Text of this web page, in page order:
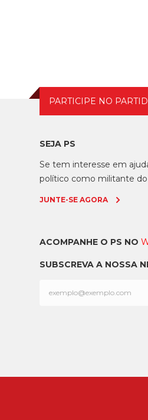
PARTICIPE NO
SEJA PS
Se tem interesse em
político como militante do
JUNTE-SE AGORA
ACOMPANHE O PS NO
SUBSCREVA A NOSSA